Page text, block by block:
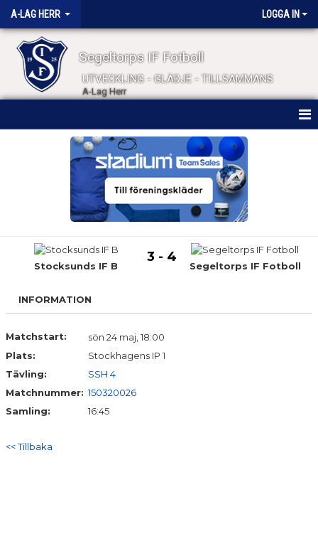
A-LAG HERR LOGGA IN
Segeltorps IF Fotboll
UTVECKLING - GLÄDJE - TILLSAMMANS
A-Lag Herr
TRUPPEN
BILDGALLERI
KONTAKT
MERCH
Stocksunds IF B
3 - 4
Segeltorps IF Fotboll
INFORMATION
Matchstart:
sön 24 maj, 18:00
Plats:
Stockhagens IP 1
Tävling:
SSH 4
Matchnummer: 150320026
Samling:
16:45
<< Tillbaka